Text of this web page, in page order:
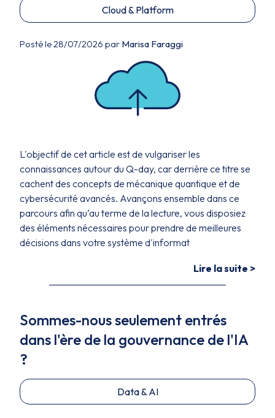
Cloud & Platform
Posté le 28/07/2026 par Marisa Faraggi
L'objectif de cet article est de vulgariser les
connaissances autour du Q-day, car derrière ce titre se
cachent des concepts de mécanique quantique et de
cybersécurité avancés. Avançons ensemble dans ce
parcours afin qu’au terme de la lecture, vous disposiez
des éléments nécessaires pour prendre de meilleures
décisions dans votre système d'informat
Lire la suite >
Sommes-nous seulement entrés
dans l'ère de la gouvernance de l'IA
?
Data & AI